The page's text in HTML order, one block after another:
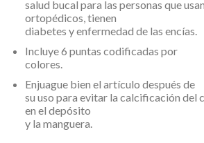
salud bucal para las personas que
ortopédicos, tienen
diabetes y enfermedad de las encías.
Incluye 6 puntas codificadas por
colores.
Enjuague bien el artículo después de
su uso para evitar la calcificación del
en el depósito
y la manguera.